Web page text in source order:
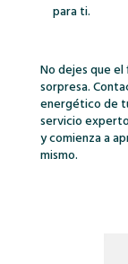
para ti.
No dejes que
sorpresa.
energético de
servicio
y comienza a
mismo.